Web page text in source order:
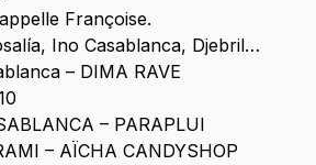
Françoise.
Ino Casablanca, Djebril…
– DIMA RAVE
– PARAPLUI
– AÏCHA CANDYSHOP